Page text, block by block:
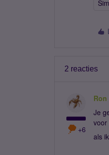
2 reacties
+6
Ron
Je
voor
als